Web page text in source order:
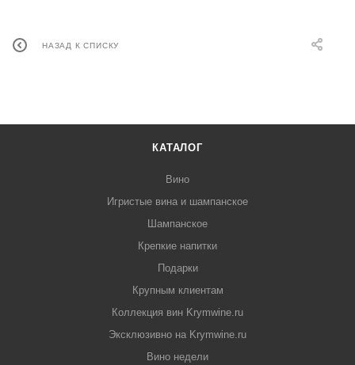
НАЗАД К СПИСКУ
КАТАЛОГ
Вино
Игристые вина и шампанское
Шампанское
Крепкие напитки
Подарки
Крупным клиентам
Коллекция вин Krymwine.ru
Эксклюзивно на Krymwine.ru
Вино недели